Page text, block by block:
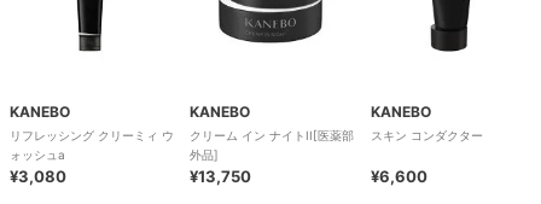
KANEBO
リフレッシング クリーミィ ウ
ォッシュa
¥3,080
KANEBO
クリーム イン ナイトII[医薬部
外品]
¥13,750
KANEBO
スキン コンダクター
¥6,600